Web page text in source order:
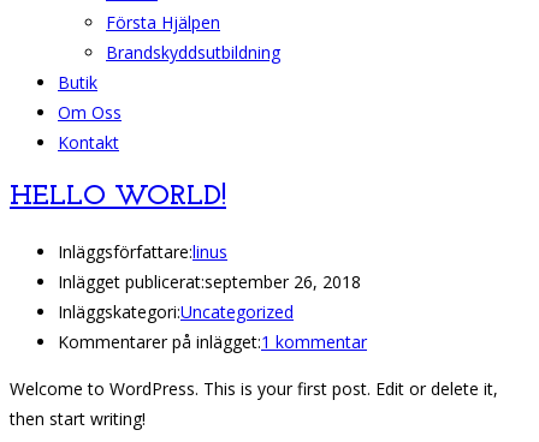
Första Hjälpen
Brandskyddsutbildning
Butik
Om Oss
Kontakt
HELLO WORLD!
Inläggsförfattare:linus
Inlägget publicerat:september 26, 2018
Inläggskategori:Uncategorized
Kommentarer på inlägget:1 kommentar
Welcome to WordPress. This is your first post. Edit or delete it,
then start writing!